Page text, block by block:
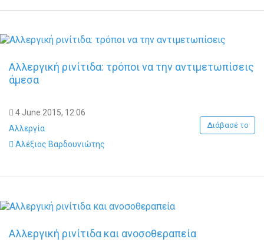
Αλλεργική ρινίτιδα: τρόποι να την αντιμετωπίσεις
άμεσα
4 June 2015, 12:06
Αλλεργία
Αλέξιος Βαρδουνιώτης
Διάβασέ το
Αλλεργική ρινίτιδα και ανοσοθεραπεία